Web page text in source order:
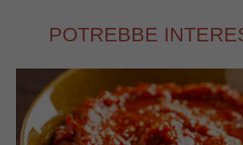
POTREBBE